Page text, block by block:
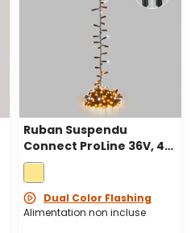
Ruban Suspendu
Connect ProLine 36V, 4
m, 200 maxiled blanc
chaud, câble vert
Dual Color Flashing
Alimentation non incluse